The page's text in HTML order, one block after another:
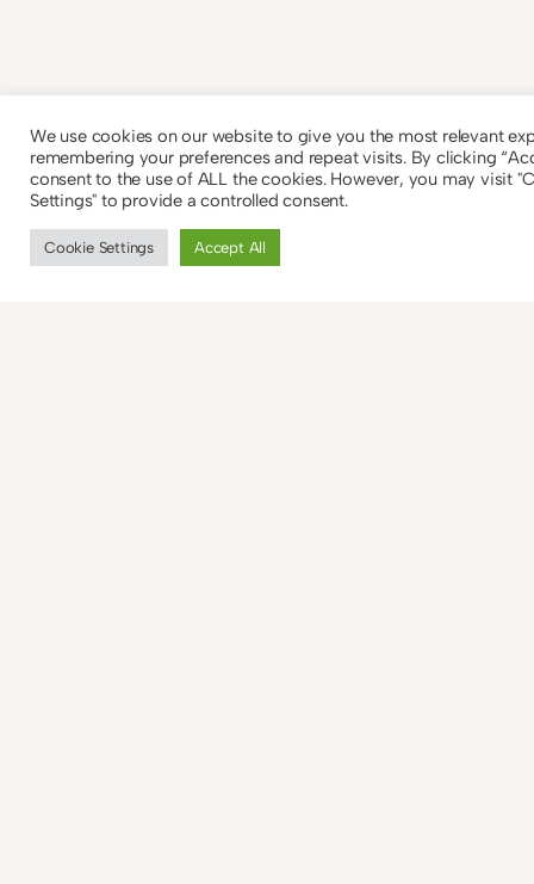
We use cookies on our website to give you the most relevant
remembering your preferences and repeat visits. By clicking
consent to the use of ALL the cookies. However, you may visit
Settings" to provide a controlled consent.
Cookie Settings Accept All